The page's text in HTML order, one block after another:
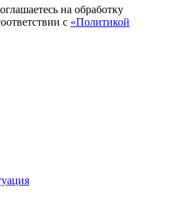
на обработку
с «Политикой